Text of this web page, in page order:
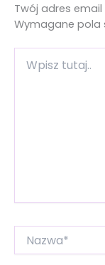
Twój adres
Wymagane pola
tutaj..